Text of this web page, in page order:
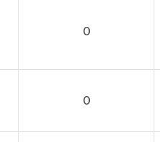
0
0